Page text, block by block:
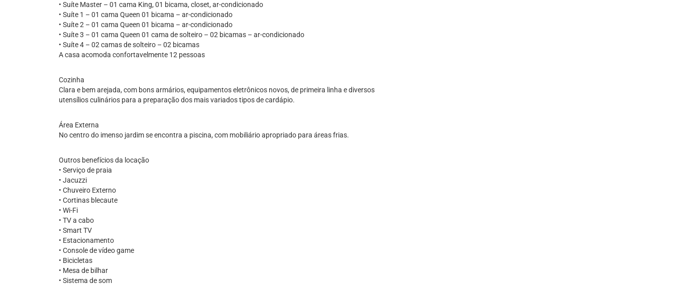
• Suíte Master – 01 cama King, 01 bicama, closet, ar-condicionado
• Suíte 1 – 01 cama Queen 01 bicama – ar-condicionado
• Suíte 2 – 01 cama Queen 01 bicama – ar-condicionado
• Suíte 3 – 01 cama Queen 01 cama de solteiro – 02 bicamas – ar-condicionado
• Suíte 4 – 02 camas de solteiro – 02 bicamas
A casa acomoda confortavelmente 12 pessoas
Cozinha
Clara e bem arejada, com bons armários, equipamentos eletrônicos novos, de primeira linha e diversos
utensílios culinários para a preparação dos mais variados tipos de cardápio.
Área Externa
No centro do imenso jardim se encontra a piscina, com mobiliário apropriado para áreas frias.
Outros benefícios da locação
• Serviço de praia
• Jacuzzi
• Chuveiro Externo
• Cortinas blecaute
• Wi-Fi
• TV a cabo
• Smart TV
• Estacionamento
• Console de vídeo game
• Bicicletas
• Mesa de bilhar
• Sistema de som